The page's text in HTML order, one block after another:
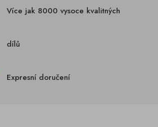
Více jak 8000 vysoce kvalitných
dílů
Expresní doručení